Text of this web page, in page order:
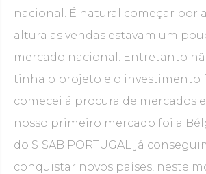
nacional. É natural começar por
altura as vendas estavam um
mercado nacional. Entretanto
tinha o projeto e o investimento
comecei á procura de mercados
nosso primeiro mercado foi a
do SISAB PORTUGAL já
conquistar novos países, neste